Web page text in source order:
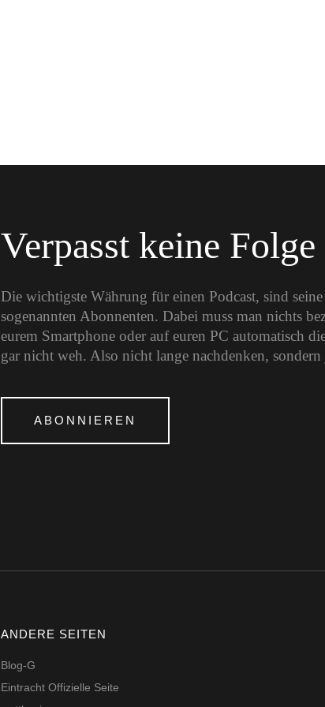
Verpasst keine
Die wichtigste Währung für einen Podcast, sind
sogenannten Abonnenten. Dabei muss man nichts
eurem Smartphone oder auf euren PC automatisch
gar nicht weh. Also nicht lange nachdenken,
ABONNIEREN
ANDERE SEITEN
Blog-G
Eintracht Offizielle Seite